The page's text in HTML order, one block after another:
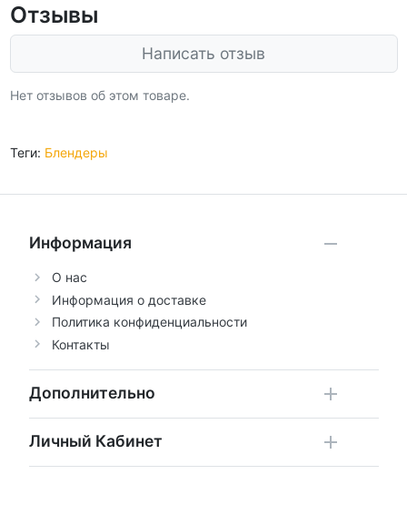
Отзывы
Написать отзыв
Нет отзывов об этом товаре.
Теги: Блендеры
Информация
О нас
Информация о доставке
Политика конфиденциальности
Контакты
Дополнительно
Личный Кабинет